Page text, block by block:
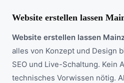
Website erstellen lassen
Website erstellen lassen
alles von Konzept und Design
SEO und Live-Schaltung. Kein
technisches Vorwissen nötig.